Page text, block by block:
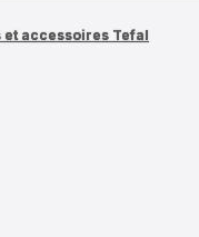
et accessoires Tefal